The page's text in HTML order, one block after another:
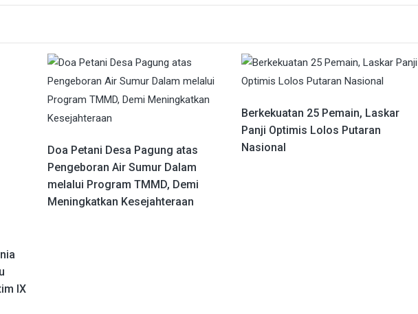
IX
Doa Petani Desa Pagung atas
Pengeboran Air Sumur Dalam
melalui Program TMMD, Demi
Meningkatkan Kesejahteraan
Berkekuatan 25 Pemain, Laskar
Panji Optimis Lolos Putaran
Nasional